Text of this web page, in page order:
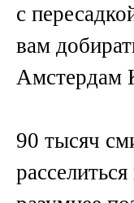
с
вам
Амстердам
90 тысяч